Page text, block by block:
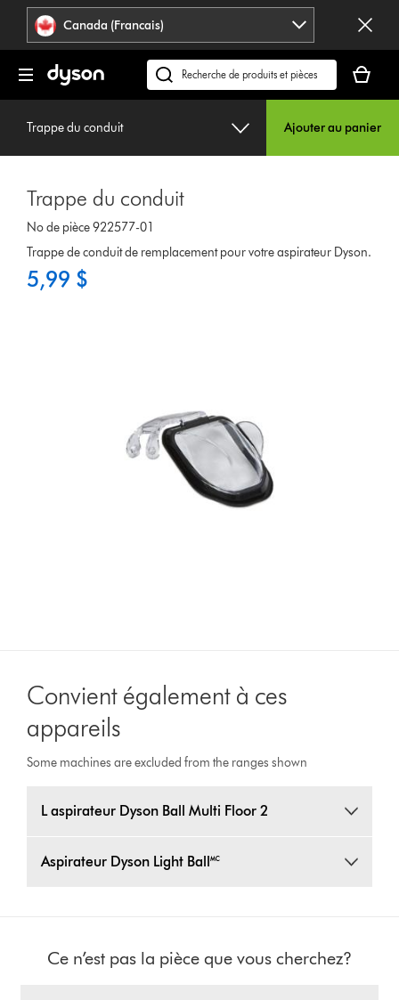
Veuillez
ou
appuyer
Déclaration
relative
à
l’accessibilité
Canada (Francais)
Recherchez
des
support
site
panier
est
Trappe du conduit Ajouter au panier
Trappe du conduit
No de pièce 922577-01
Trappe de conduit de remplacement pour votre aspirateur Dyson.
5,99 $
Convient également à ces
appareils
Some machines are excluded from the ranges shown
L aspirateur Dyson Ball Multi Floor 2
Aspirateur Dyson Light Ball🅪
Ce n’est pas la pièce que vous cherchez?